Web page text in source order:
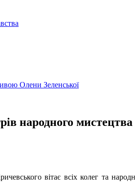
Олени Зеленської
народного
вітає всіх колег та